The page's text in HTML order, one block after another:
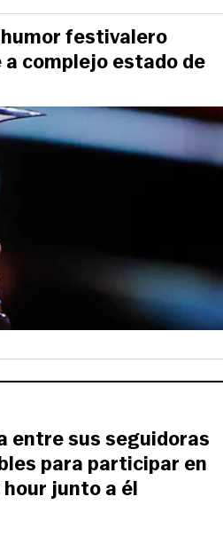
festivalero
a complejo estado de
entre sus seguidoras
para participar en
junto a él